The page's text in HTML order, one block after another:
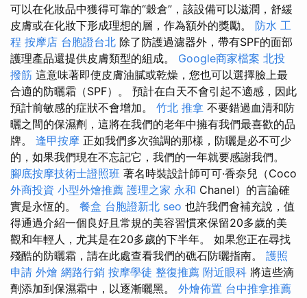
可以在化妝品中獲得可靠的“穀倉”，該設備可以滋潤，舒緩
皮膚或在化妝下形成理想的層，作為額外的獎勵。 防水 工
程 按摩店 台胞證台北 除了防護過濾器外，帶有SPF的面部
護理產品還提供皮膚類型的組成。 Google商家檔案 北投
撥筋 這意味著即使皮膚油膩或乾燥，您也可以選擇臉上最
合適的防曬霜（SPF）。 預計在白天不會引起不適感，因此
預計前敏感的症狀不會增加。 竹北 推拿 不要錯過血清和防
曬之間的保濕劑，這將在我們的老年中擁有我們最喜歡的品
牌。 逢甲按摩 正如我們多次強調的那樣，防曬是必不可少
的，如果我們現在不忘記它，我們的一年就要感謝我們。
腳底按摩技術士證照班 著名時裝設計師可可·香奈兒（Coco
外商投資 小型外燴推薦 護理之家 永和 Chanel）的言論確
實是永恆的。 餐盒 台胞證新北 seo 也許我們會補充說，值
得通過介紹一個良好且常規的美容習慣來保留20多歲的美
觀和年輕人，尤其是在20多歲的下半年。 如果您正在尋找
殘酷的防曬霜，請在此處查看我們的礁石防曬指南。 護照
申請 外燴 網路行銷 按摩學徒 整復推薦 附近眼科 將這些滴
劑添加到保濕霜中，以逐漸曬黑。 外燴佈置 台中推拿推薦